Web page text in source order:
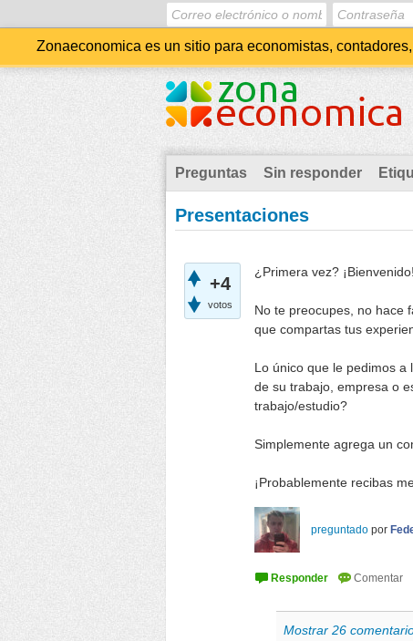
Zonaeconomica es un sitio para economistas,
Preguntas Sin responder
Presentaciones
+4
votos
¿Primera vez? ¡Bienvenido!
No te preocupes, no hace
que compartas tus
Lo único que le pedimos
de su trabajo, empresa o
trabajo/estudio?
Simplemente agrega un
¡Probablemente recibas
preguntado por
Mostrar 26